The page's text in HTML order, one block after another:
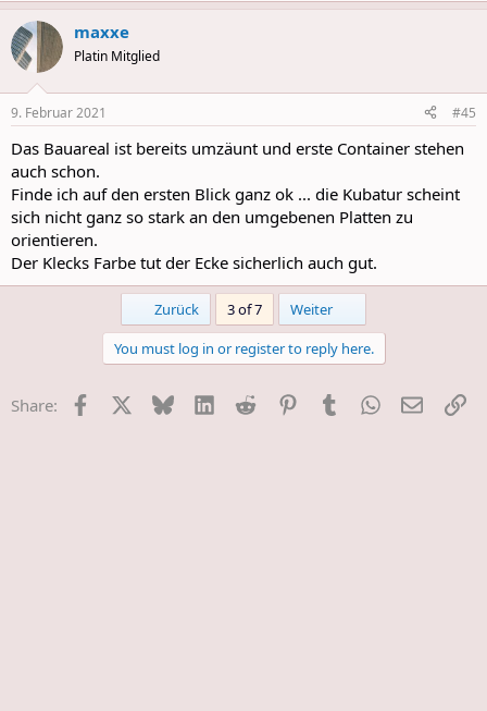
a
c
t
i
s
maxxe
Platin Mitglied
9. Februar 2021 #45
Das Bauareal ist bereits umzäunt und erste Container stehen
auch schon.
Finde ich auf den ersten Blick ganz ok ... die Kubatur scheint
sich nicht ganz so stark an den umgebenen Platten zu
orientieren.
Der Klecks Farbe tut der Ecke sicherlich auch gut.
Zurück 3 of 7 Weiter
You must log in or register to reply here.
Share: Facebook Bluesky LinkedInReddit PinterestTumblrWhatsApp
E-Mail